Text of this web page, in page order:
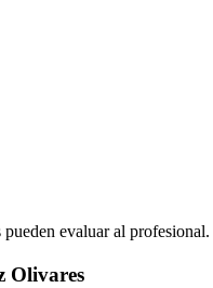
evaluar al profesional.
Olivares